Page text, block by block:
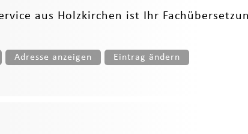
aus Holzkirchen ist Ihr
Adresse anzeigen Eintrag ändern